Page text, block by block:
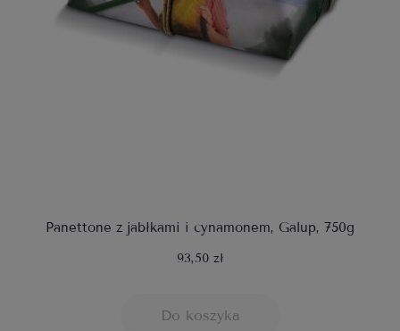
Panettone z jabłkami i cynamonem, Galup, 750g
93,50 zł
Do koszyka